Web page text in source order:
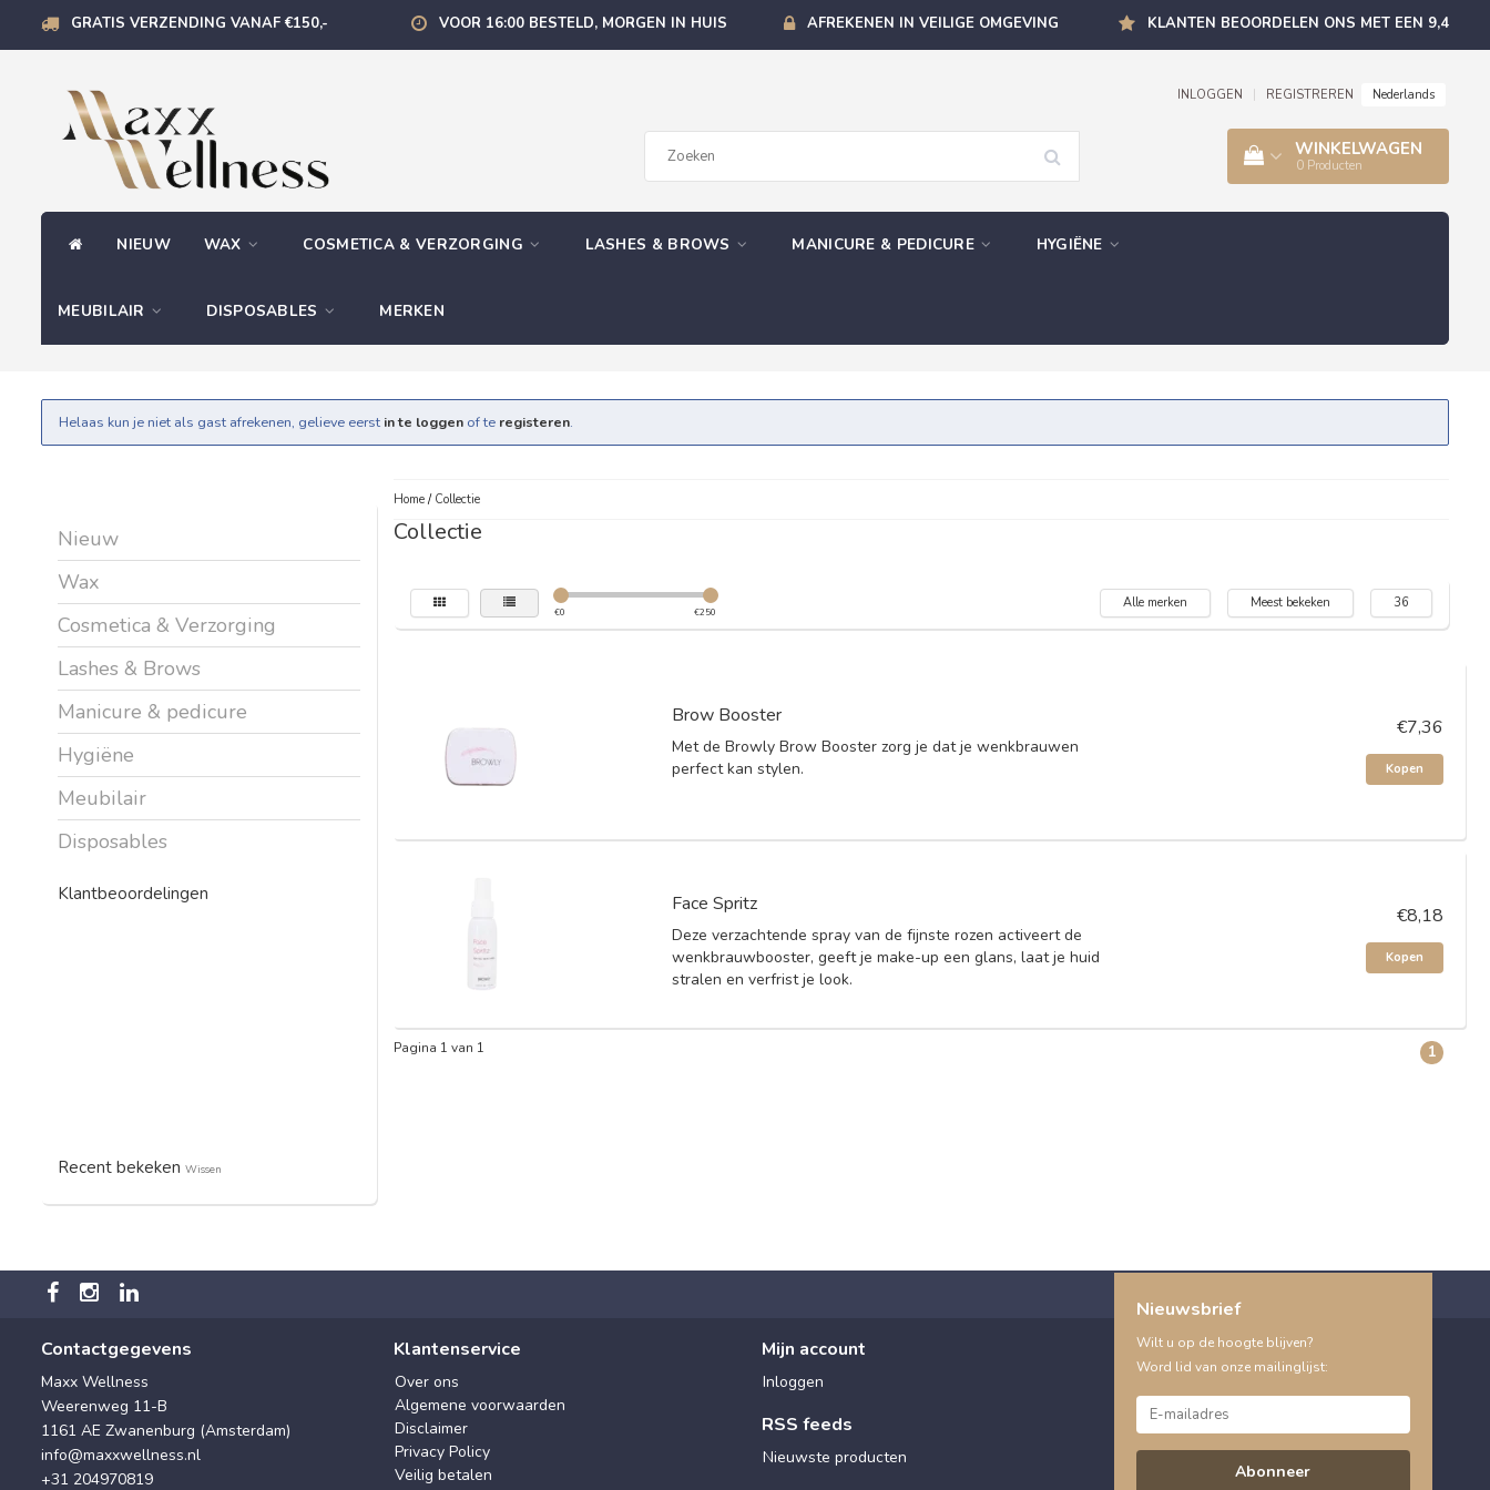
GRATIS VERZENDING VANAF €150,- VOOR 16:00 BESTELD, MORGEN IN HUIS AFREKENEN IN VEILIGE OMGEVING KLANTEN BEOORDELEN ONS MET EEN 9,4
INLOGGEN REGISTREREN Nederlands
WINKELWAGEN
0 Producten
NIEUW WAX COSMETICA & VERZORGING LASHES & BROWS MANICURE & PEDICURE HYGIËNE
MEUBILAIR DISPOSABLES MERKEN
Helaas kun je niet als gast afrekenen, gelieve eerst in te loggen of te registeren.
Nieuw
Wax
Cosmetica & Verzorging
Lashes & Brows
Manicure & pedicure
Hygiëne
Meubilair
Disposables
Klantbeoordelingen
Recent bekeken Wissen
Home/ Collectie
Collectie
€0 €250
Alle merken Meest bekeken 36
Brow Booster
Met de Browly Brow Booster zorg je dat je wenkbrauwen
perfect kan stylen.
€7,36
Kopen
Face Spritz
Deze verzachtende spray van de fijnste rozen activeert de
wenkbrauwbooster, geeft je make-up een glans, laat je huid
stralen en verfrist je look.
€8,18
Kopen
Pagina 1 van 1 1
Contactgegevens
Maxx Wellness
Weerenweg 11-B
1161 AE Zwanenburg (Amsterdam)
info@maxxwellness.nl
+31 204970819
Klantenservice
Over ons
Algemene voorwaarden
Disclaimer
Privacy Policy
Veilig betalen
Mijn account
Inloggen
RSS feeds
Nieuwste producten
Nieuwsbrief
Wilt u op de hoogte blijven?
Word lid van onze mailinglijst:
Abonneer